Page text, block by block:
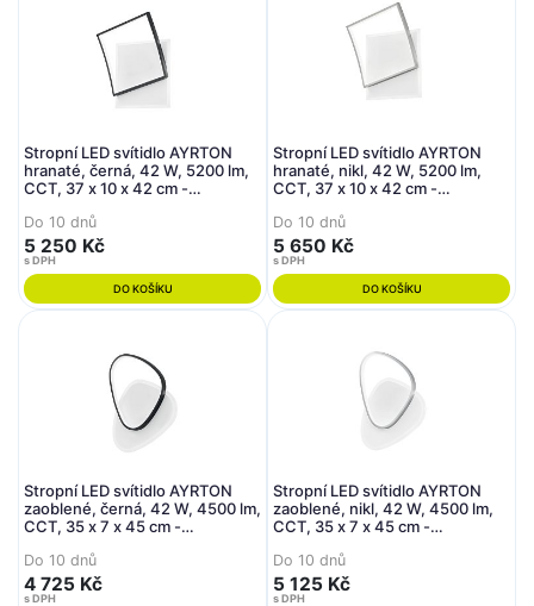
Stropní LED svítidlo AYRTON
hranaté, černá, 42 W, 5200 lm,
CCT, 37 x 10 x 42 cm -
Do 10 dnů
5 250 Kč
s DPH
DO KOŠÍKU
Stropní LED svítidlo AYRTON
hranaté, nikl, 42 W, 5200 lm,
CCT, 37 x 10 x 42 cm -
Do 10 dnů
5 650 Kč
s DPH
DO KOŠÍKU
Stropní LED svítidlo AYRTON
zaoblené, černá, 42 W, 4500 lm,
CCT, 35 x 7 x 45 cm -
Do 10 dnů
4 725 Kč
s DPH
Stropní LED svítidlo AYRTON
zaoblené, nikl, 42 W, 4500 lm,
CCT, 35 x 7 x 45 cm -
Do 10 dnů
5 125 Kč
s DPH